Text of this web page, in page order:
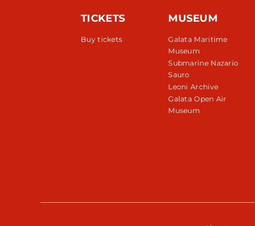
TICKETS
Buy tickets
MUSEUM
Galata Maritime
Museum
Submarine Nazario
Sauro
Leoni Archive
Galata Open Air
Museum